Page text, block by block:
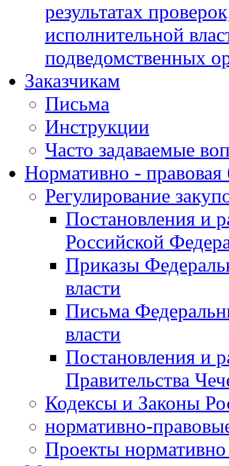
результатах
исполнительной
подведомственных
Заказчикам
Письма
Инструкции
Часто задаваемые
Нормативно - правовая
Регулирование
Постановления и
Российской
Приказы
власти
Письма
власти
Постановления и
Правительства
Кодексы и Законы
нормативно-
Проекты